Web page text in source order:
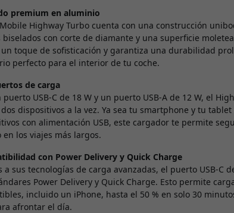
premium en aluminio
Mobile Highway Turbo cuenta con una construcción
biselados con corte de diamante y una superficie
toque de sofisticación y garantiza una durabilidad
perfecto para el interior de tu coche.
de carga
puerto USB-C de 18 W y un puerto USB-A de 12 W, el
dispositivos a la vez. Ya sea tu smartphone y tu
con alimentación USB, este cargador te permite
en los viajes más largos.
con Power Delivery y Quick Charge
a sus tecnologías de carga avanzadas, el puerto USB-C
Power Delivery y Quick Charge. Esto permite
incluido un iPhone, hasta el 50 % en solo 30
afrontar el día.